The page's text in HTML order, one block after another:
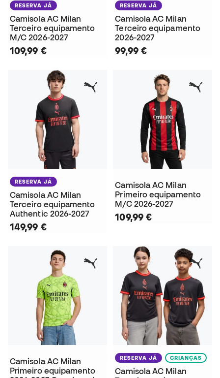
RESERVA JÁ
Camisola AC Milan
Terceiro equipamento
M/C 2026-2027
109,99 €
RESERVA JÁ
Camisola AC Milan
Terceiro equipamento
2026-2027
99,99 €
RESERVA JÁ
Camisola AC Milan
Terceiro equipamento
Authentic 2026-2027
149,99 €
Camisola AC Milan
Primeiro equipamento
M/C 2026-2027
109,99 €
Camisola AC Milan
Primeiro equipamento
RESERVA JÁ CRIANÇAS
Camisola AC Milan